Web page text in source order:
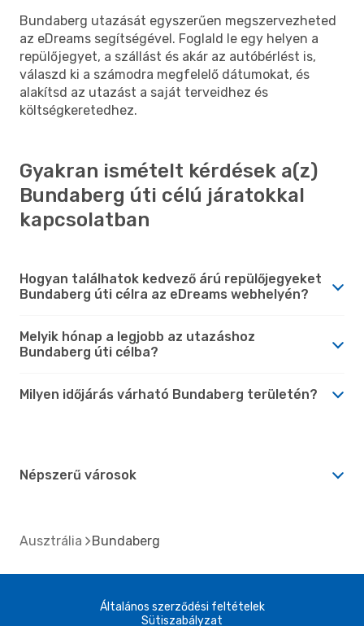
Bundaberg utazását egyszerűen megszervezheted
az eDreams segítségével. Foglald le egy helyen a
repülőjegyet, a szállást és akár az autóbérlést is,
válaszd ki a számodra megfelelő dátumokat, és
alakítsd az utazást a saját terveidhez és
költségkeretedhez.
Gyakran ismételt kérdések a(z)
Bundaberg úti célú járatokkal
kapcsolatban
Hogyan találhatok kedvező árú repülőjegyeket
Bundaberg úti célra az eDreams webhelyén?
Melyik hónap a legjobb az utazáshoz
Bundaberg úti célba?
Milyen időjárás várható Bundaberg területén?
Népszerű városok
Ausztrália Bundaberg
Általános szerződési feltételek
Sütiszabályzat